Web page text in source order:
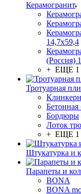
Керамогранит
14,7x59,4
(Россия)
+ ЕЩЕ 1
Тротуарная
Бетонная
Бордюры
Лоток
+ ЕЩЕ 1
Штукатурка и
Парапеты и
BONA
BONA